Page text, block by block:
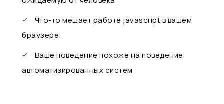
Что-то мешает работе javascript в вашем
браузере
Ваше поведение похоже на поведение
автоматизированных систем